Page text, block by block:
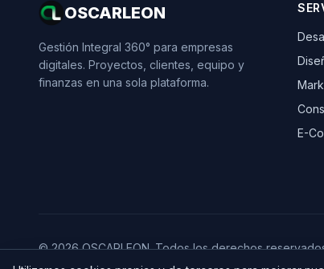
OSCARLEON
Gestión Integral 360° para empresas
digitales. Proyectos, clientes, equipo y
finanzas en una sola plataforma.
E-
© 2026 OSCARLEON. Todos los derechos